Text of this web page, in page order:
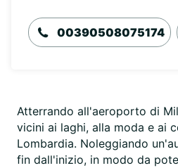
00390508075174
Atterrando all'aeroporto di
vicini ai laghi, alla moda e ai
Lombardia. Noleggiando
fin dall'inizio, in modo da